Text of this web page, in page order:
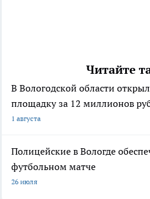
Читайте
В Вологодской области
площадку за 12 миллионов
1 августа
Полицейские в Вологде
футбольном матче
26 июля